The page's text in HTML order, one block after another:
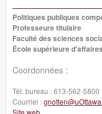
Politiques publiques
Professeure titulaire
Faculté des sciences
École supérieure
Coordonnées :
Tél. bureau :613-562-5800
Courriel :
Site web